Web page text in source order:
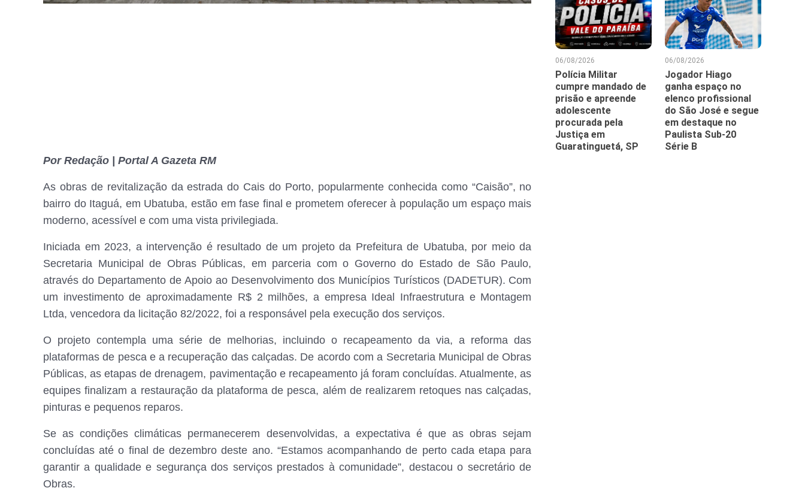
Por Redação | Portal A Gazeta RM
As obras de revitalização da estrada do Cais do Porto, popularmente conhecida como “Caisão”, no
bairro do Itaguá, em Ubatuba, estão em fase final e prometem oferecer à população um espaço mais
moderno, acessível e com uma vista privilegiada.
Iniciada em 2023, a intervenção é resultado de um projeto da Prefeitura de Ubatuba, por meio da
Secretaria Municipal de Obras Públicas, em parceria com o Governo do Estado de São Paulo,
através do Departamento de Apoio ao Desenvolvimento dos Municípios Turísticos (DADETUR). Com
um investimento de aproximadamente R$ 2 milhões, a empresa Ideal Infraestrutura e Montagem
Ltda, vencedora da licitação 82/2022, foi a responsável pela execução dos serviços.
O projeto contempla uma série de melhorias, incluindo o recapeamento da via, a reforma das
plataformas de pesca e a recuperação das calçadas. De acordo com a Secretaria Municipal de Obras
Públicas, as etapas de drenagem, pavimentação e recapeamento já foram concluídas. Atualmente, as
equipes finalizam a restauração da plataforma de pesca, além de realizarem retoques nas calçadas,
pinturas e pequenos reparos.
Se as condições climáticas permanecerem desenvolvidas, a expectativa é que as obras sejam
concluídas até o final de dezembro deste ano. “Estamos acompanhando de perto cada etapa para
garantir a qualidade e segurança dos serviços prestados à comunidade”, destacou o secretário de
Obras.
06/08/2026
Polícia Militar
cumpre mandado de
prisão e apreende
adolescente
procurada pela
Justiça em
Guaratinguetá, SP
06/08/2026
Jogador Hiago
ganha espaço no
elenco profissional
do São José e segue
em destaque no
Paulista Sub-20
Série B